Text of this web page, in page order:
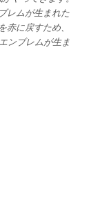
レムが生まれた
赤に戻すため、
ンブレムが生ま